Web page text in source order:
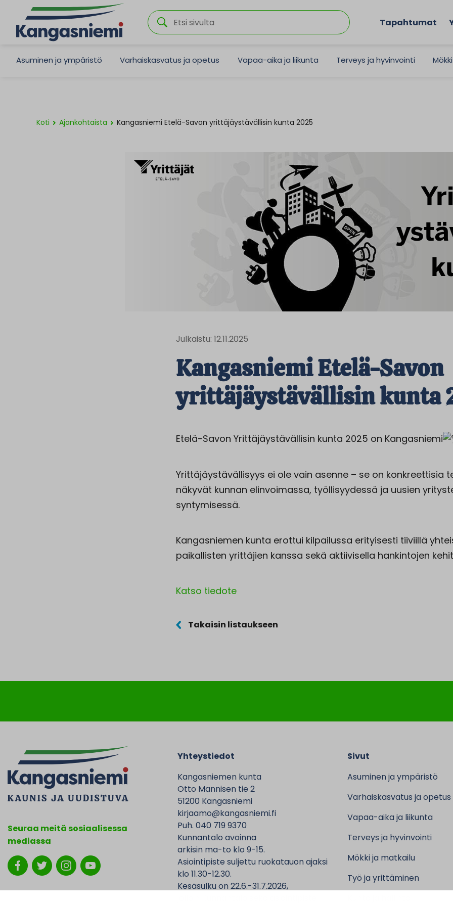
Tapahtumat
Asuminen ja ympäristö Varhaiskasvatus ja opetus Vapaa-aika ja liikunta Terveys ja hyvinvointi
Koti Ajankohtaista Kangasniemi Etelä-Savon yrittäjäystävällisin kunta 2025
Julkaistu: 12.11.2025
Kangasniemi Etelä-Savon
yrittäjäystävällisin kunta
Etelä-Savon Yrittäjäystävällisin kunta 2025 on Kangasniemi
Yrittäjäystävällisyys ei ole vain asenne – se on konkreettisia
näkyvät kunnan elinvoimassa, työllisyydessä ja uusien
syntymisessä.
Kangasniemen kunta erottui kilpailussa erityisesti tiiviillä
paikallisten yrittäjien kanssa sekä aktiivisella hankintojen
Katso tiedote
Takaisin listaukseen
Seuraa meitä sosiaalisessa
mediassa
Yhteystiedot
Kangasniemen kunta
Otto Mannisen tie 2
51200 Kangasniemi
kirjaamo@kangasniemi.fi
Puh. 040 719 9370
Kunnantalo avoinna
arkisin ma-to klo 9-15.
Asiointipiste suljettu ruokatauon ajaksi
klo 11.30-12.30.
Kesäsulku on 22.6.-31.7.2026,
Sivut
Asuminen ja ympäristö
Varhaiskasvatus ja opetus
Vapaa-aika ja liikunta
Terveys ja hyvinvointi
Mökki ja matkailu
Työ ja yrittäminen